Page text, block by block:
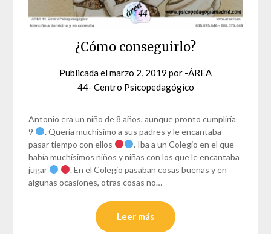
¿Cómo conseguirlo?
Publicada elmarzo 2, 2019 por -ÁREA
44- Centro Psicopedagógico
Antonio era un niño de 8 años, aunque pronto cumpliría
9
. Quería muchísimo a sus padres y le encantaba
pasar tiempo con ellos
. Iba a un Colegio en el que
había muchísimos niños y niñas con los que le encantaba
jugar
. En el Colegio pasaban cosas buenas y en
algunas ocasiones, otras cosas no…
Leer más